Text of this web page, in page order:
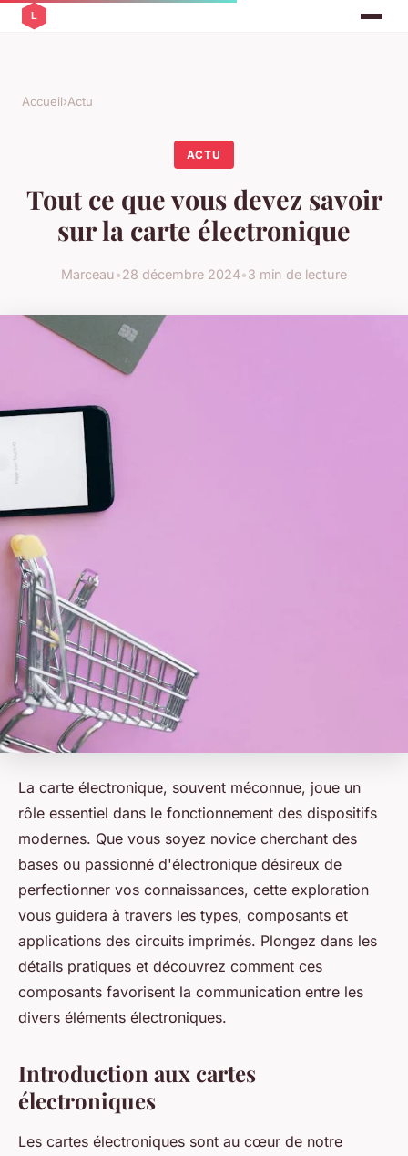
Accueil›Actu
ACTU
Tout ce que vous devez savoir
sur la carte électronique
Marceau•28 décembre 2024•3 min de lecture
La carte électronique, souvent méconnue, joue un
rôle essentiel dans le fonctionnement des dispositifs
modernes. Que vous soyez novice cherchant des
bases ou passionné d'électronique désireux de
perfectionner vos connaissances, cette exploration
vous guidera à travers les types, composants et
applications des circuits imprimés. Plongez dans les
détails pratiques et découvrez comment ces
composants favorisent la communication entre les
divers éléments électroniques.
Introduction aux cartes
électroniques
Les cartes électroniques sont au cœur de notre